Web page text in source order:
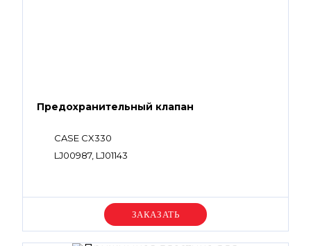
Предохранительный клапан
CASE CX330
LJ00987, LJ01143
Уточняйте цену